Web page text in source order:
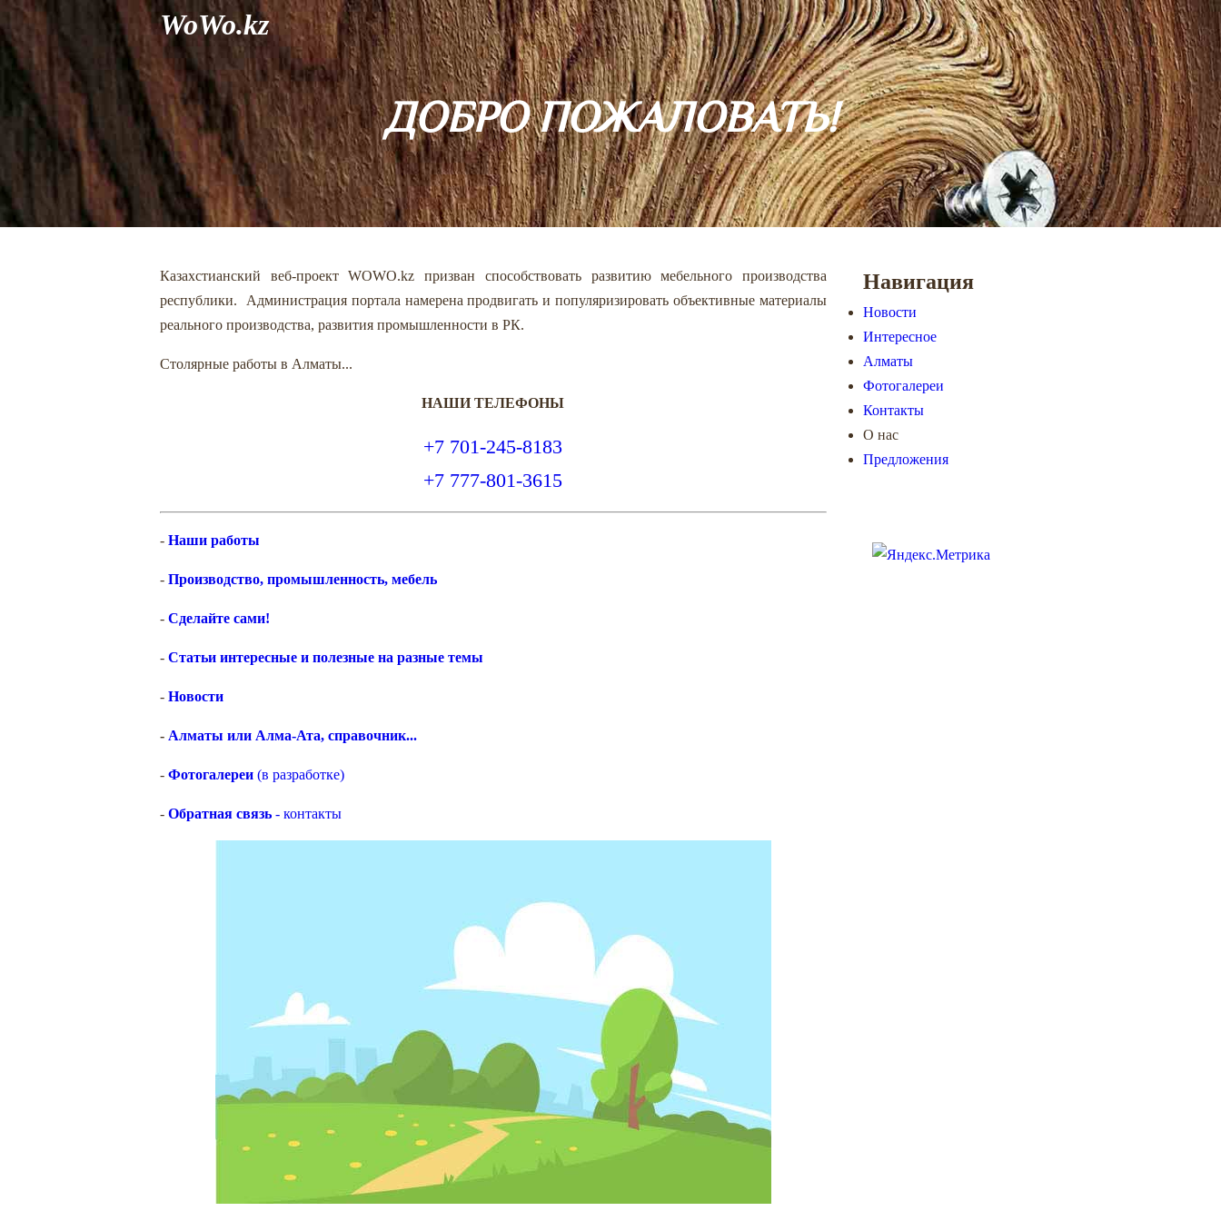
WoWo.kz
ДОБРО ПОЖАЛОВАТЬ!
Казахстианский веб-проект WOWO.kz призван способствовать развитию мебельного производства
республики. Администрация портала намерена продвигать и популяризировать объективные материалы
реального производства, развития промышленности в РК.
Столярные работы в Алматы...
НАШИ ТЕЛЕФОНЫ
+7 701-245-8183
+7 777-801-3615
- Наши работы
- Производство, промышленность, мебель
- Сделайте сами!
- Статьи интересные и полезные на разные темы
- Новости
- Алматы или Алма-Ата, справочник...
- Фотогалереи(в разработке)
- Обратная связь- контакты
Навигация
Новости
Интересное
Алматы
Фотогалереи
Контакты
О нас
Предложения